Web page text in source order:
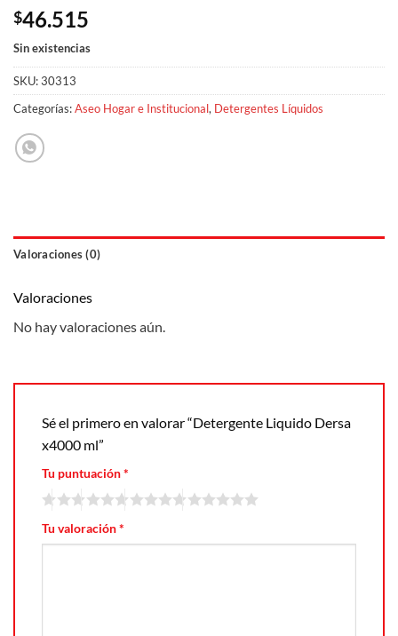
$46.515
Sin existencias
SKU:30313
Categorías:Aseo Hogar e Institucional, Detergentes Líquidos
Valoraciones (0)
Valoraciones
No hay valoraciones aún.
Sé el primero en valorar “Detergente Liquido Dersa
x4000 ml”
Tu puntuación*
Tu valoración*